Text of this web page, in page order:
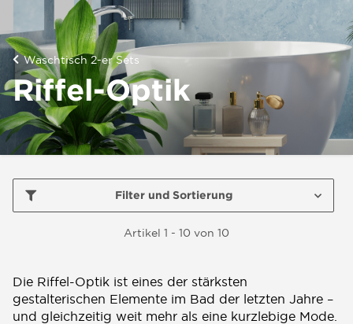
Waschtisch 2-er Sets
Riffel-Optik
Filter und Sortierung
Artikel 1 - 10 von 10
Die Riffel-Optik ist eines der stärksten
gestalterischen Elemente im Bad der letzten Jahre –
und gleichzeitig weit mehr als eine kurzlebige Mode.